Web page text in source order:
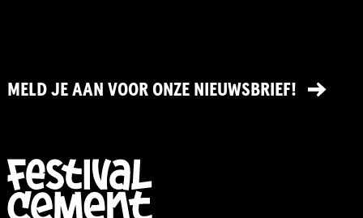
MELD JE AAN VOOR ONZE NIEUWSBRIEF!